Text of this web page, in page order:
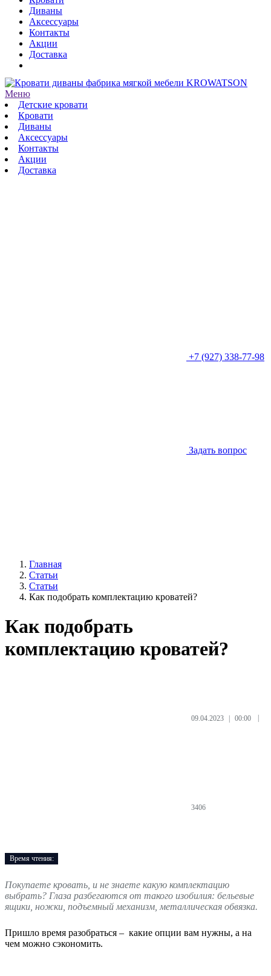
Диваны
Аксессуары
Контакты
Акции
Доставка
Меню
Детские кровати
Кровати
Диваны
Аксессуары
Контакты
Акции
Доставка
+7 (927) 338-77-98
Задать вопрос
Главная
Статьи
Статьи
Как подобрать комплектацию кроватей?
Как подобрать
комплектацию кроватей?
09.04.2023 | 00:00
3406
Время чтения:
Покупаете кровать, и не знаете какую комплектацию
выбрать? Глаза разбегаются от такого изобилия: бельевые
ящики, ножки, подъемный механизм, металлическая обвязка.
Пришло время разобраться – какие опции вам нужны, а на
чем можно сэкономить.